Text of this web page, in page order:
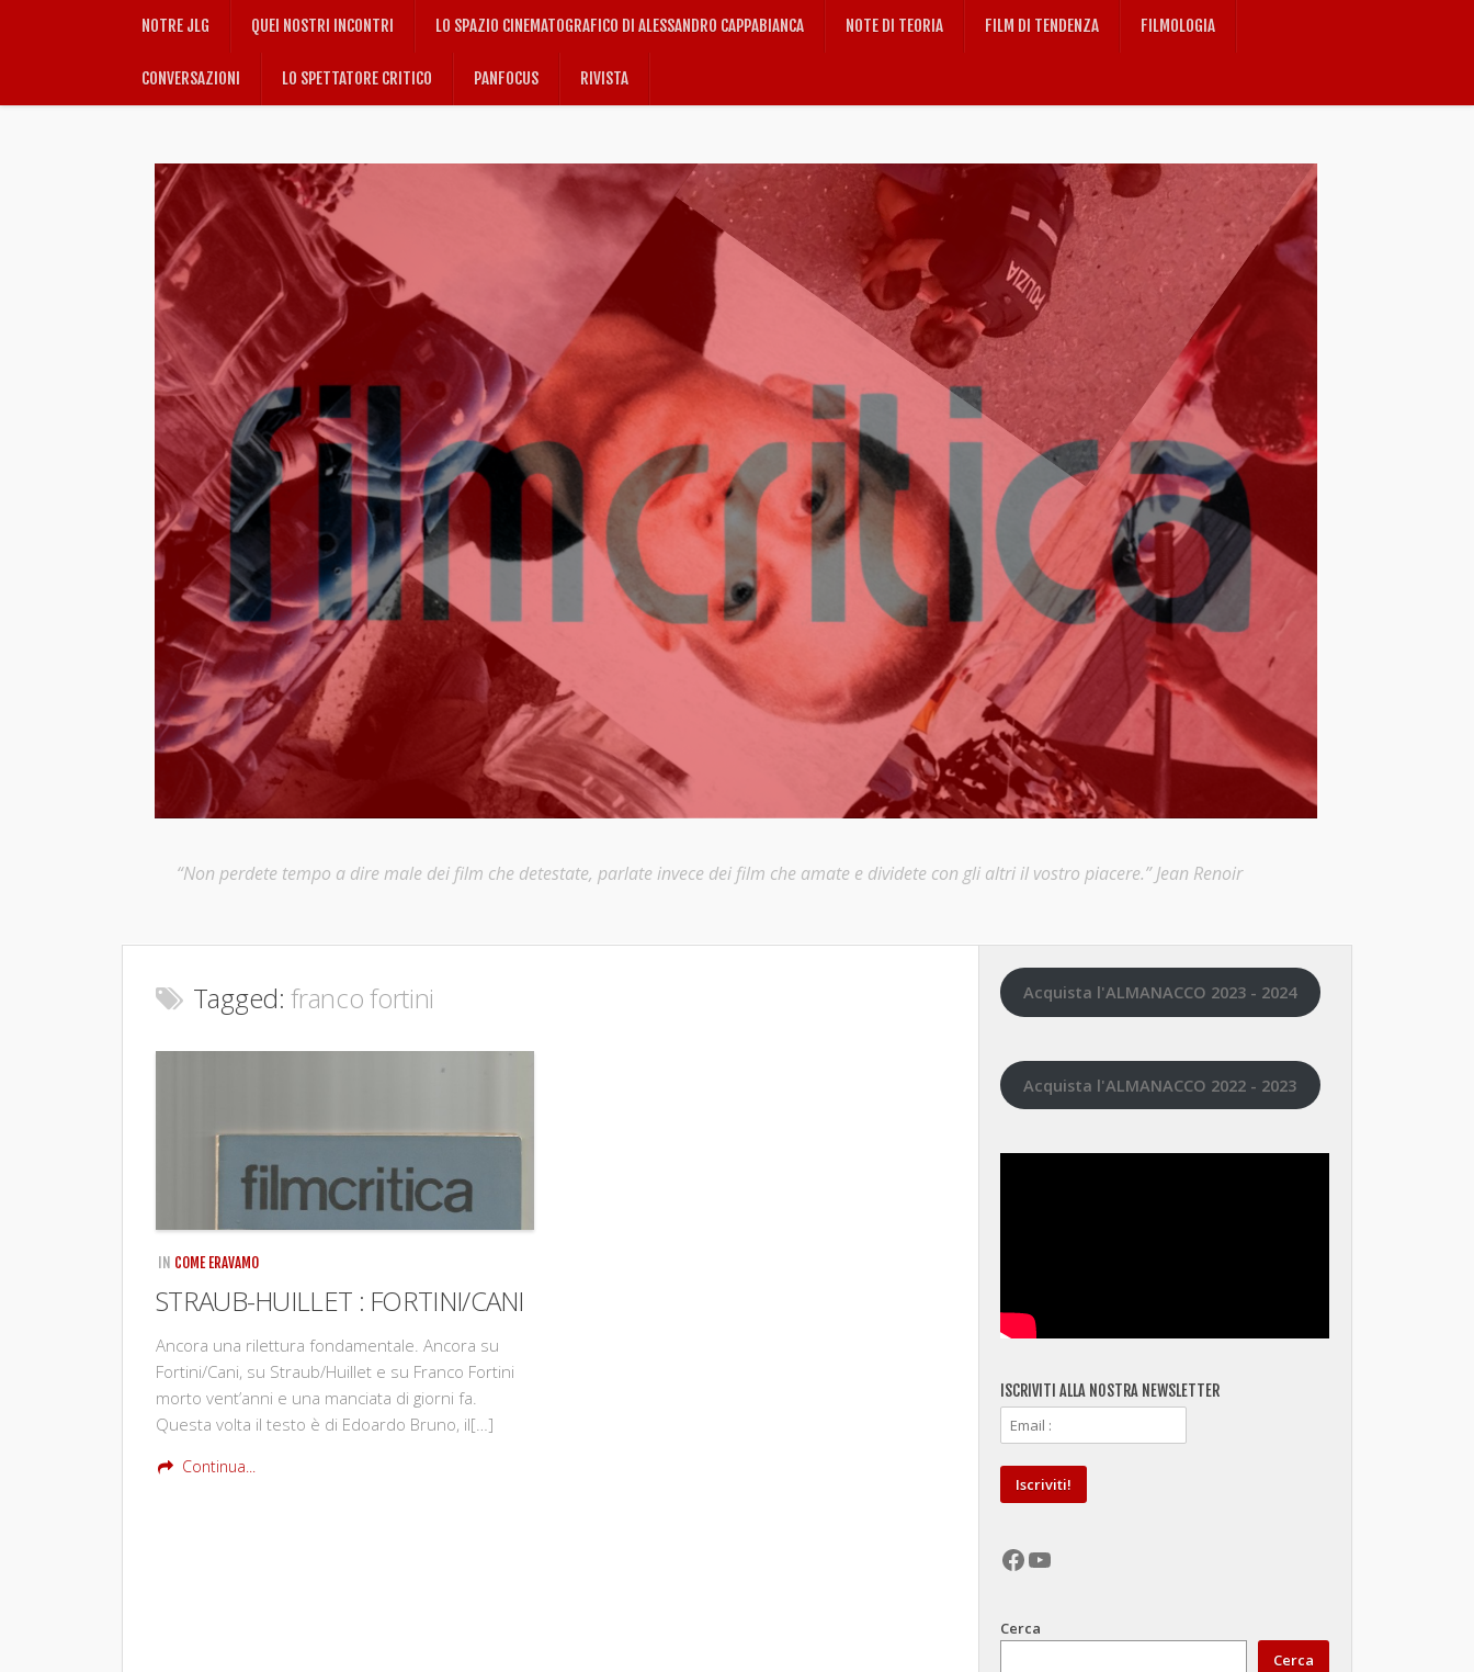
NOTRE JLG QUEI NOSTRI INCONTRI LO SPAZIO CINEMATOGRAFICO DI ALESSANDRO CAPPABIANCA NOTE DI TEORIA FILM DI TENDENZA FILMOLOGIA
CONVERSAZIONI LO SPETTATORE CRITICO PANFOCUS RIVISTA
“Non perdete tempo a dire male dei film che detestate, parlate invece dei film che amate e dividete con gli altri il vostro piacere.” Jean Renoir
Tagged:franco fortini
IN COME ERAVAMO
STRAUB-HUILLET : FORTINI/CANI
Ancora una rilettura fondamentale. Ancora su
Fortini/Cani, su Straub/Huillet e su Franco Fortini
morto vent’anni e una manciata di giorni fa.
Questa volta il testo è di Edoardo Bruno, il[…]
Continua...
Acquista l'ALMANACCO 2023 - 2024
Acquista l'ALMANACCO 2022 - 2023
ISCRIVITI ALLA NOSTRA NEWSLETTER
Facebook
YouTube
Cerca
Cerca